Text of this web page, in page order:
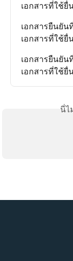
เอกสารที่ใช้ยื่
เอกสารยืนยั
เอกสารที่ใช้ยื่
เอกสารยืนยั
เอกสารที่ใช้ยื่
นี่ไ